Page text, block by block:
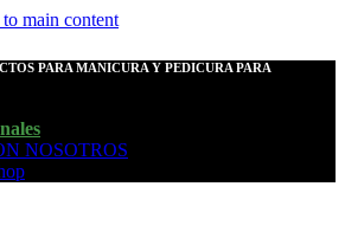
main content
PARA MANICURA Y PEDICURA PARA
NOSOTROS